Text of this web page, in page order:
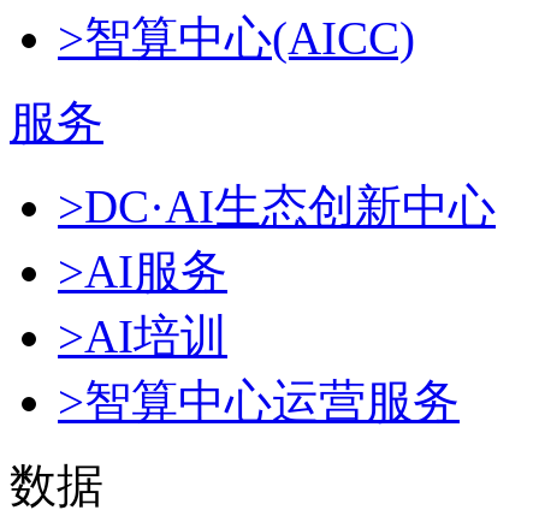
>智算中心(AICC)
服务
>DC·AI生态创新中心
>AI服务
>AI培训
>智算中心运营服务
数据